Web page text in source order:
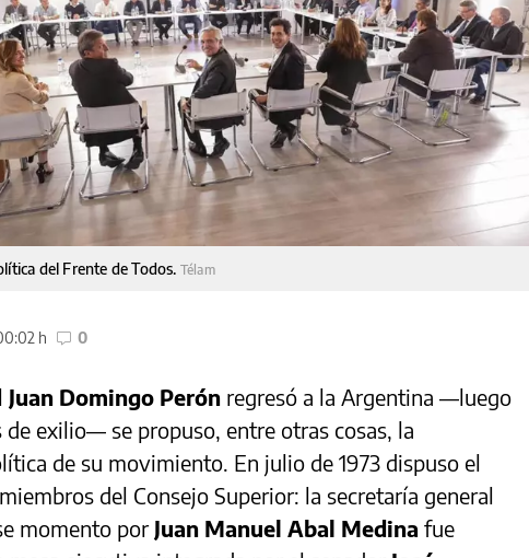
del Frente de Todos. Télam
h 0
Juan Domingo Perón regresó a la Argentina —luego
de exilio— se propuso, entre otras cosas, la
de su movimiento. En julio de 1973 dispuso el
del Consejo Superior: la secretaría general
momento por Juan Manuel Abal Medina fue